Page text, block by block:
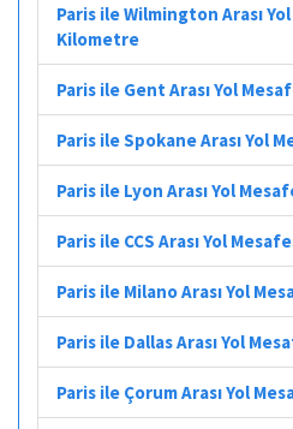
Paris ile Wilmington Arası
Kilometre
Paris ile Gent Arası Yol
Paris ile Spokane Arası Yol
Paris ile Lyon Arası Yol
Paris ile CCS Arası Yol
Paris ile Milano Arası Yol
Paris ile Dallas Arası Yol
Paris ile Çorum Arası Yol